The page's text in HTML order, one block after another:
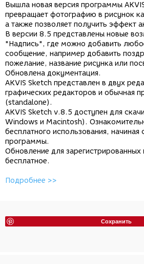
Вышла новая версия программы
превращает фотографию в рисунок
а также позволяет получить эффект
В версии 8.5 представлены новые
"Надпись", где можно добавить
сообщение, например добавить
пожелание, название рисунка или
Обновлена документация.
AKVIS Sketch представлен в двух
графических редакторов и обычная
(standalone).
AKVIS Sketch v.8.5 доступен для
Windows и Macintosh).
бесплатного использования, начиная
программы.
Обновление для зарегистрированных
бесплатное.
Подробнее >>
Сохранить